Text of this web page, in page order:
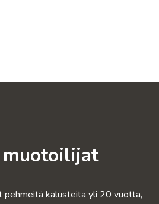
pehmeitä kalusteita yli 20 vuotta,